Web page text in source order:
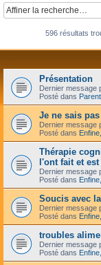
596 résultats
Présentation
Dernier message
Posté dans
Je ne sais
Dernier message
Posté dans
Thérapie
l'ont fait et
Dernier message
Posté dans
Soucis avec
Dernier message
Posté dans
troubles
Dernier message
Posté dans